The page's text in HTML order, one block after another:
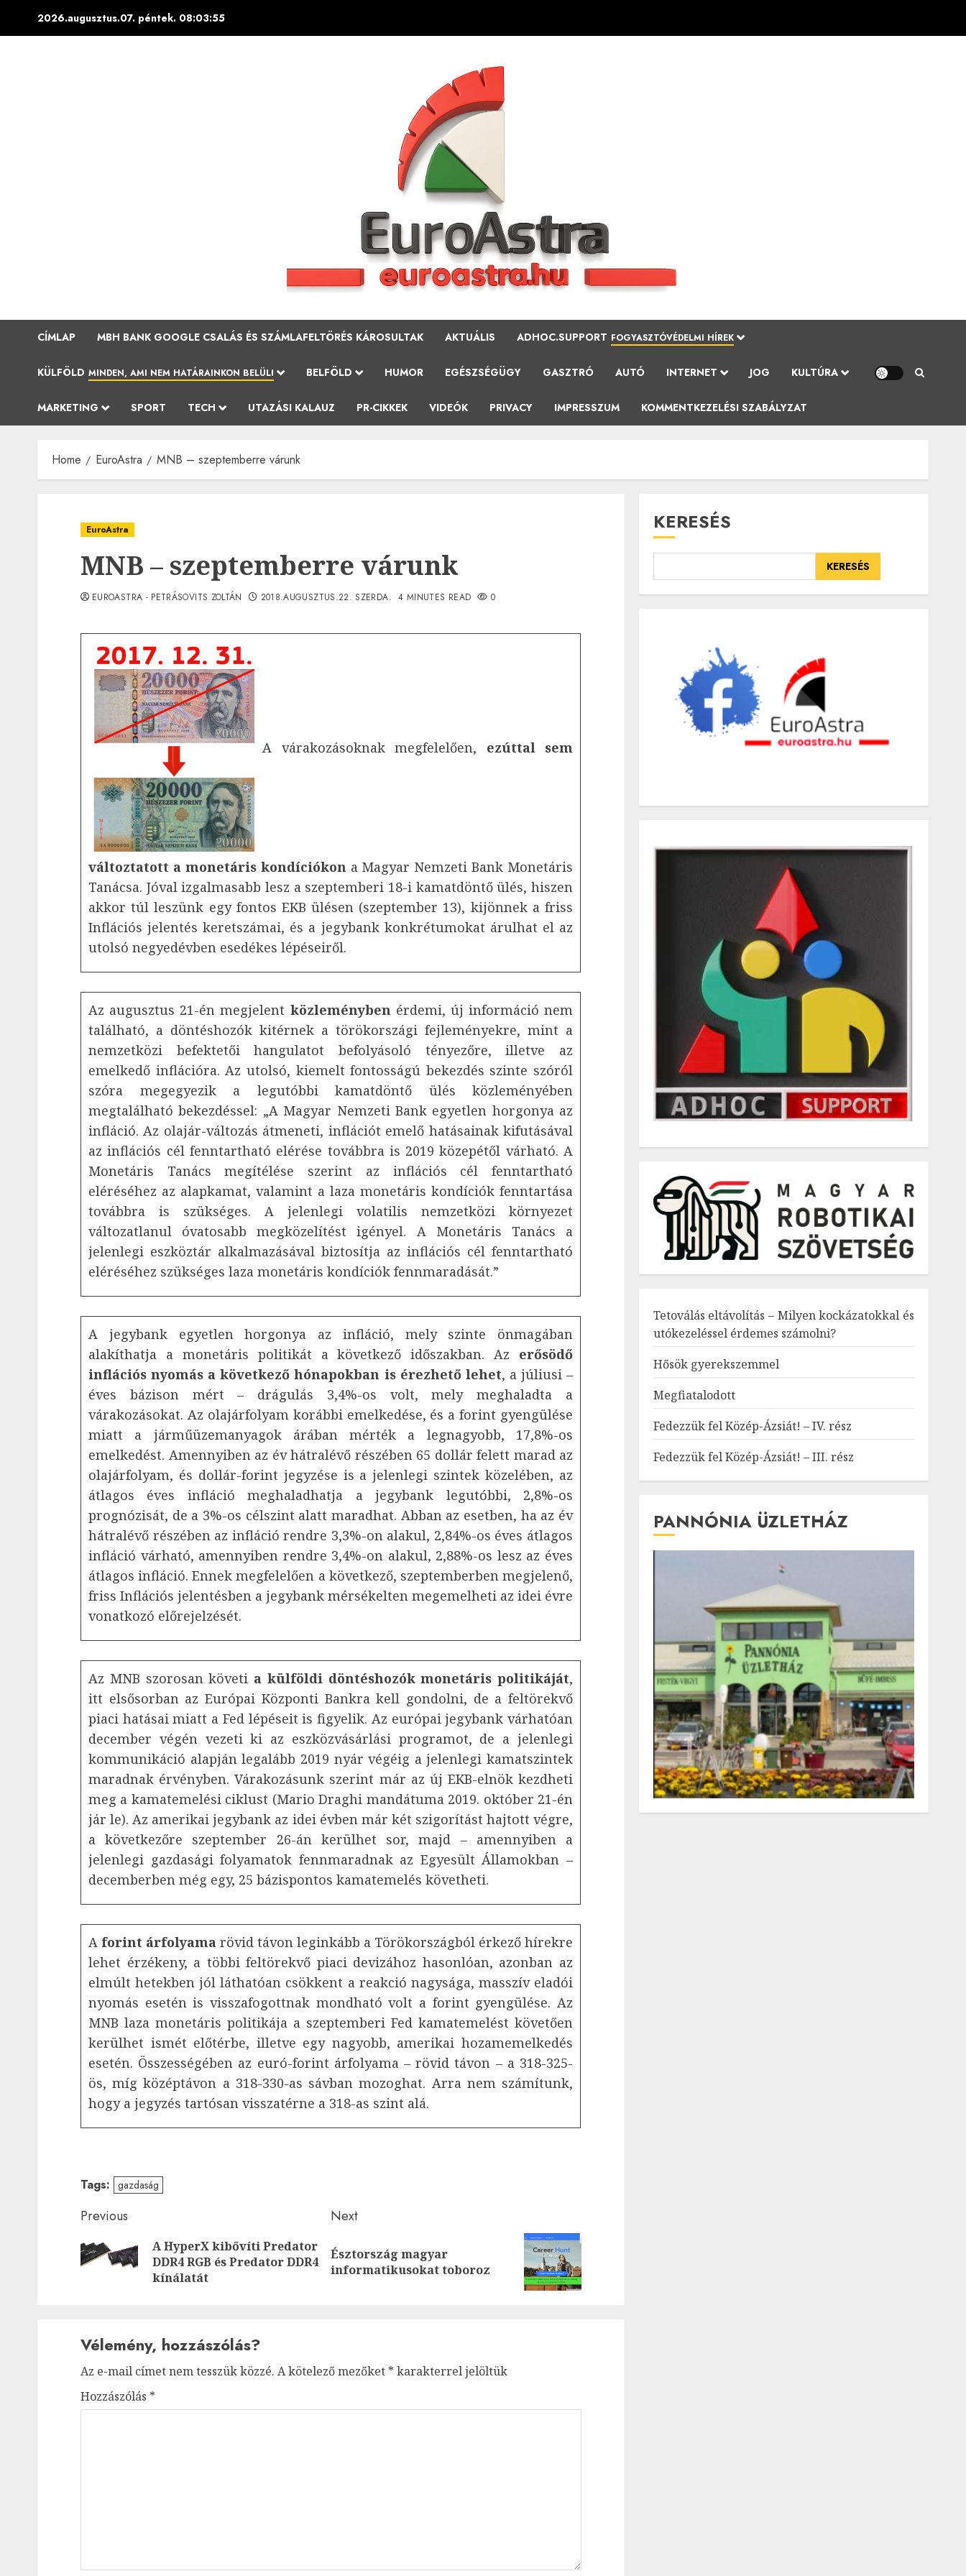
2026.augusztus.07. péntek. 08:03:56
CÍMLAP MBH BANK GOOGLE CSALÁS ÉS SZÁMLAFELTÖRÉS KÁROSULTAK AKTUÁLIS ADHOC.SUPPORT FOGYASZTÓVÉDELMI HÍREK
KÜLFÖLD MINDEN, AMI NEM HATÁRAINKON BELÜLI BELFÖLD HUMOR EGÉSZSÉGÜGY GASZTRÓ AUTÓ INTERNET JOG KULTÚRA
MARKETING SPORT TECH UTAZÁSI KALAUZ PR-CIKKEK VIDEÓK PRIVACY IMPRESSZUM KOMMENTKEZELÉSI SZABÁLYZAT
Home EuroAstra MNB – szeptemberre várunk
EuroAstra
MNB – szeptemberre várunk
EUROASTRA - PETRÁSOVITS ZOLTÁN 2018.AUGUSZTUS.22. SZERDA. 4 MINUTES READ 0
A várakozásoknak megfelelően, ezúttal sem
változtatott a monetáris kondíciókon a Magyar Nemzeti Bank Monetáris
Tanácsa. Jóval izgalmasabb lesz a szeptemberi 18-i kamatdöntő ülés, hiszen
akkor túl leszünk egy fontos EKB ülésen (szeptember 13), kijönnek a friss
Inflációs jelentés keretszámai, és a jegybank konkrétumokat árulhat el az
utolsó negyedévben esedékes lépéseiről.
Az augusztus 21-én megjelent közleményben érdemi, új információ nem
található, a döntéshozók kitérnek a törökországi fejleményekre, mint a
nemzetközi befektetői hangulatot befolyásoló tényezőre, illetve az
emelkedő inflációra. Az utolsó, kiemelt fontosságú bekezdés szinte szóról
szóra megegyezik a legutóbbi kamatdöntő ülés közleményében
megtalálható bekezdéssel: „A Magyar Nemzeti Bank egyetlen horgonya az
infláció. Az olajár-változás átmeneti, inflációt emelő hatásainak kifutásával
az inflációs cél fenntartható elérése továbbra is 2019 közepétől várható. A
Monetáris Tanács megítélése szerint az inflációs cél fenntartható
eléréséhez az alapkamat, valamint a laza monetáris kondíciók fenntartása
továbbra is szükséges. A jelenlegi volatilis nemzetközi környezet
változatlanul óvatosabb megközelítést igényel. A Monetáris Tanács a
jelenlegi eszköztár alkalmazásával biztosítja az inflációs cél fenntartható
eléréséhez szükséges laza monetáris kondíciók fennmaradását.”
A jegybank egyetlen horgonya az infláció, mely szinte önmagában
alakíthatja a monetáris politikát a következő időszakban. Az erősödő
inflációs nyomás a következő hónapokban is érezhető lehet, a júliusi –
éves bázison mért – drágulás 3,4%-os volt, mely meghaladta a
várakozásokat. Az olajárfolyam korábbi emelkedése, és a forint gyengülése
miatt a járműüzemanyagok árában mérték a legnagyobb, 17,8%-os
emelkedést. Amennyiben az év hátralévő részében 65 dollár felett marad az
olajárfolyam, és dollár-forint jegyzése is a jelenlegi szintek közelében, az
átlagos éves infláció meghaladhatja a jegybank legutóbbi, 2,8%-os
prognózisát, de a 3%-os célszint alatt maradhat. Abban az esetben, ha az év
hátralévő részében az infláció rendre 3,3%-on alakul, 2,84%-os éves átlagos
infláció várható, amennyiben rendre 3,4%-on alakul, 2,88%-os lesz az éves
átlagos infláció. Ennek megfelelően a következő, szeptemberben megjelenő,
friss Inflációs jelentésben a jegybank mérsékelten megemelheti az idei évre
vonatkozó előrejelzését.
Az MNB szorosan követi a külföldi döntéshozók monetáris politikáját,
itt elsősorban az Európai Központi Bankra kell gondolni, de a feltörekvő
piaci hatásai miatt a Fed lépéseit is figyelik. Az európai jegybank várhatóan
december végén vezeti ki az eszközvásárlási programot, de a jelenlegi
kommunikáció alapján legalább 2019 nyár végéig a jelenlegi kamatszintek
maradnak érvényben. Várakozásunk szerint már az új EKB-elnök kezdheti
meg a kamatemelési ciklust (Mario Draghi mandátuma 2019. október 21-én
jár le). Az amerikai jegybank az idei évben már két szigorítást hajtott végre,
a következőre szeptember 26-án kerülhet sor, majd – amennyiben a
jelenlegi gazdasági folyamatok fennmaradnak az Egyesült Államokban –
decemberben még egy, 25 bázispontos kamatemelés követheti.
A forint árfolyama rövid távon leginkább a Törökországból érkező hírekre
lehet érzékeny, a többi feltörekvő piaci devizához hasonlóan, azonban az
elmúlt hetekben jól láthatóan csökkent a reakció nagysága, masszív eladói
nyomás esetén is visszafogottnak mondható volt a forint gyengülése. Az
MNB laza monetáris politikája a szeptemberi Fed kamatemelést követően
kerülhet ismét előtérbe, illetve egy nagyobb, amerikai hozamemelkedés
esetén. Összességében az euró-forint árfolyama – rövid távon – a 318-325-
ös, míg középtávon a 318-330-as sávban mozoghat. Arra nem számítunk,
hogy a jegyzés tartósan visszatérne a 318-as szint alá.
Tags: gazdaság
Post
navigation
Previous
Previous
post:
A HyperX kibővíti Predator
DDR4 RGB és Predator DDR4
kínálatát
Next
Next
post:
Észtország magyar
informatikusokat toboroz
Vélemény, hozzászólás?
Az e-mail címet nem tesszük közzé. A kötelező mezőket * karakterrel jelöltük
Hozzászólás *
KERESÉS
KERESÉS
Tetoválás eltávolítás – Milyen kockázatokkal és
utókezeléssel érdemes számolni?
Hősök gyerekszemmel
Megfiatalodott
Fedezzük fel Közép-Ázsiát! – IV. rész
Fedezzük fel Közép-Ázsiát! – III. rész
PANNÓNIA ÜZLETHÁZ